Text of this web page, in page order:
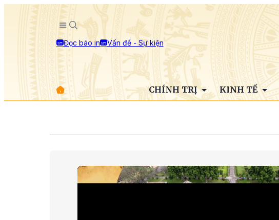
Đọc báo in Vấn đề - Sự kiện
CHÍNH TRỊ KINH TẾ